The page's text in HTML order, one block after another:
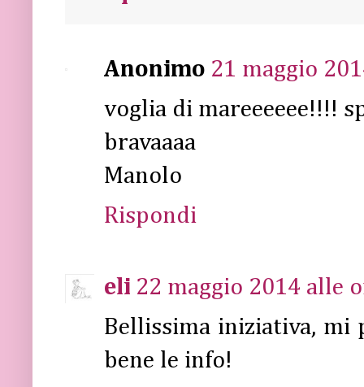
Anonimo 21 maggio
voglia di mareeeeee!!!!
bravaaaa
Manolo
Rispondi
eli 22 maggio 2014 alle
Bellissima iniziativa, mi
bene le info!